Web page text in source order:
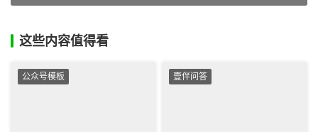
这些内容值得看
公众号模板 壹伴问答